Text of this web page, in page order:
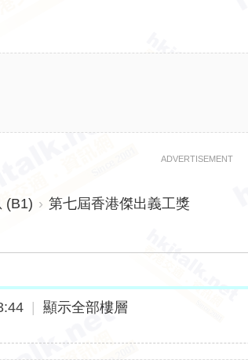
ADVERTISEMENT
(B1) › 第七屆香港傑出義工獎
顯示全部樓層